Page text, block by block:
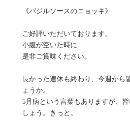
《バジルソースのニョッキ》
ご好評いただいております。
小腹が空いた時に
是非ご賞味ください。
長かった連休も終わり、今週から
ょうか。
5月病という言葉もありますが、
しょう。きっと。